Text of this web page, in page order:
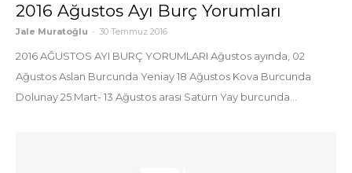
2016 Ağustos Ayı Burç Yorumları
Jale Muratoğlu - 30 Temmuz 2016
2016 AĞUSTOS AYI BURÇ YORUMLARI Ağustos ayında, 02
Ağustos Aslan Burcunda Yeniay 18 Ağustos Kova Burcunda
Dolunay 25 Mart- 13 Ağustos arası Satürn Yay burcunda...